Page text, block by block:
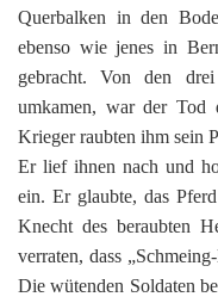
Querbalken in den
ebenso wie jenes in
gebracht. Von den
umkamen, war der Tod
Krieger raubten ihm sein
Er lief ihnen nach und
ein. Er glaubte, das
Knecht des beraubten
verraten, dass
Die wütenden Soldaten